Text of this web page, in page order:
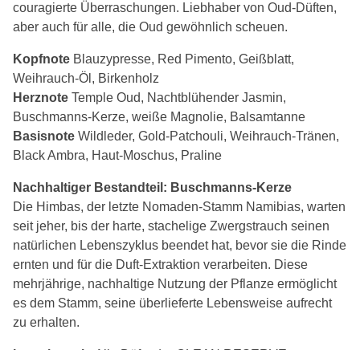
couragierte Überraschungen. Liebhaber von Oud-Düften,
aber auch für alle, die Oud gewöhnlich scheuen.
Kopfnote Blauzypresse, Red Pimento, Geißblatt,
Weihrauch-Öl, Birkenholz
Herznote Temple Oud, Nachtblühender Jasmin,
Buschmanns-Kerze, weiße Magnolie, Balsamtanne
Basisnote Wildleder, Gold-Patchouli, Weihrauch-Tränen,
Black Ambra, Haut-Moschus, Praline
Nachhaltiger Bestandteil: Buschmanns-Kerze
Die Himbas, der letzte Nomaden-Stamm Namibias, warten
seit jeher, bis der harte, stachelige Zwergstrauch seinen
natürlichen Lebenszyklus beendet hat, bevor sie die Rinde
ernten und für die Duft-Extraktion verarbeiten. Diese
mehrjährige, nachhaltige Nutzung der Pflanze ermöglicht
es dem Stamm, seine überlieferte Lebensweise aufrecht
zu erhalten.